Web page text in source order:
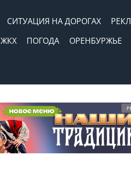
СИТУАЦИЯ НА ДОРОГАХ
ЖКХ ПОГОДА ОРЕНБУРЖЬЕ